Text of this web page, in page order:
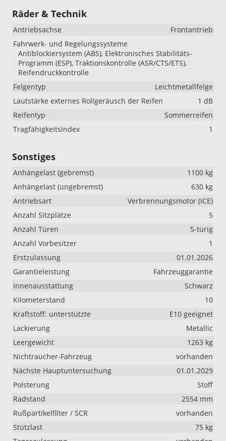
Räder & Technik
Antriebsachse
Frontantrieb
Fahrwerk- und Regelungssysteme
Antiblockiersystem (ABS), Elektronisches Stabilitäts-
Programm (ESP), Traktionskontrolle (ASR/CTS/ETS),
Reifendruckkontrolle
Felgentyp
Leichtmetallfelge
Lautstärke externes Rollgeräusch der Reifen
1 dB
Reifentyp
Sommerreifen
Tragfähigkeitsindex
1
Sonstiges
Anhängelast (gebremst)
1100 kg
Anhängelast (ungebremst)
630 kg
Antriebsart
Verbrennungsmotor (ICE)
Anzahl Sitzplätze
5
Anzahl Türen
5-türig
Anzahl Vorbesitzer
1
Erstzulassung
01.01.2026
Garantieleistung
Fahrzeuggarantie
Innenausstattung
Schwarz
Kilometerstand
10
Kraftstoff: unterstützte
E10 geeignet
Lackierung
Metallic
Leergewicht
1263 kg
Nichtraucher-Fahrzeug
vorhanden
Nächste Hauptuntersuchung
01.01.2029
Polsterung
Stoff
Radstand
2554 mm
Rußpartikelfilter / SCR
vorhanden
Stützlast
75 kg